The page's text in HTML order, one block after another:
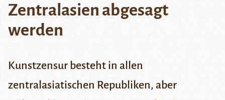
Zentralasien abgesagt
werden
Kunstzensur besteht in allen
zentralasiatischen Republiken, aber